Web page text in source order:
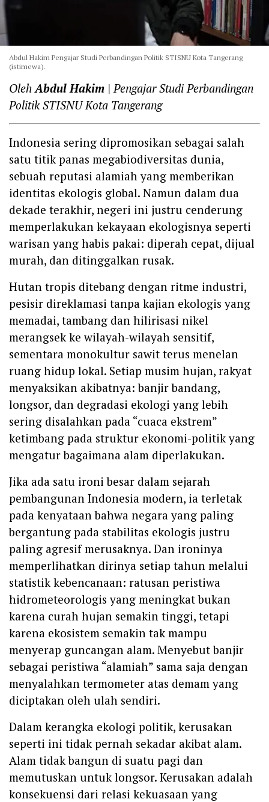
Abdul Hakim Pengajar Studi Perbandingan Politik STISNU Kota Tangerang
(istimewa).
Oleh Abdul Hakim | Pengajar Studi Perbandingan
Politik STISNU Kota Tangerang
Indonesia sering dipromosikan sebagai salah
satu titik panas megabiodiversitas dunia,
sebuah reputasi alamiah yang memberikan
identitas ekologis global. Namun dalam dua
dekade terakhir, negeri ini justru cenderung
memperlakukan kekayaan ekologisnya seperti
warisan yang habis pakai: diperah cepat, dijual
murah, dan ditinggalkan rusak.
Hutan tropis ditebang dengan ritme industri,
pesisir direklamasi tanpa kajian ekologis yang
memadai, tambang dan hilirisasi nikel
merangsek ke wilayah-wilayah sensitif,
sementara monokultur sawit terus menelan
ruang hidup lokal. Setiap musim hujan, rakyat
menyaksikan akibatnya: banjir bandang,
longsor, dan degradasi ekologi yang lebih
sering disalahkan pada “cuaca ekstrem”
ketimbang pada struktur ekonomi-politik yang
mengatur bagaimana alam diperlakukan.
Jika ada satu ironi besar dalam sejarah
pembangunan Indonesia modern, ia terletak
pada kenyataan bahwa negara yang paling
bergantung pada stabilitas ekologis justru
paling agresif merusaknya. Dan ironinya
memperlihatkan dirinya setiap tahun melalui
statistik kebencanaan: ratusan peristiwa
hidrometeorologis yang meningkat bukan
karena curah hujan semakin tinggi, tetapi
karena ekosistem semakin tak mampu
menyerap guncangan alam. Menyebut banjir
sebagai peristiwa “alamiah” sama saja dengan
menyalahkan termometer atas demam yang
diciptakan oleh ulah sendiri.
Dalam kerangka ekologi politik, kerusakan
seperti ini tidak pernah sekadar akibat alam.
Alam tidak bangun di suatu pagi dan
memutuskan untuk longsor. Kerusakan adalah
konsekuensi dari relasi kekuasaan yang